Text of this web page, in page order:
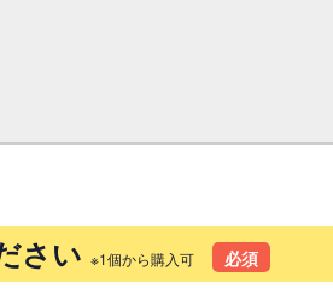
さい ※1個から購入可 必須